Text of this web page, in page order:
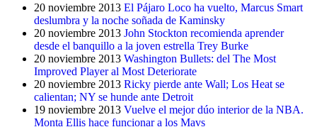
20 noviembre 2013 El Pájaro Loco ha vuelto, Marcus Smart
deslumbra y la noche soñada de Kaminsky
20 noviembre 2013 John Stockton recomienda aprender
desde el banquillo a la joven estrella Trey Burke
20 noviembre 2013 Washington Bullets: del The Most
Improved Player al Most Deteriorate
20 noviembre 2013 Ricky pierde ante Wall; Los Heat se
calientan; NY se hunde ante Detroit
19 noviembre 2013 Vuelve el mejor dúo interior de la NBA.
Monta Ellis hace funcionar a los Mavs